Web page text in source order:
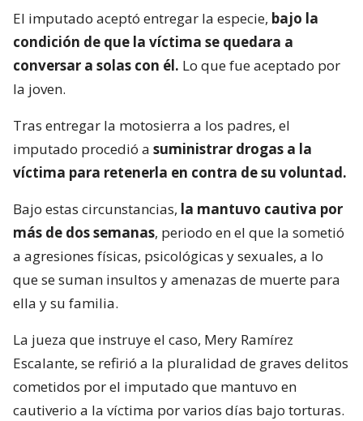
El imputado aceptó entregar la especie, bajo la
condición de que la víctima se quedara a
conversar a solas con él. Lo que fue aceptado por
la joven.
Tras entregar la motosierra a los padres, el
imputado procedió a suministrar drogas a la
víctima para retenerla en contra de su voluntad.
Bajo estas circunstancias, la mantuvo cautiva por
más de dos semanas, periodo en el que la sometió
a agresiones físicas, psicológicas y sexuales, a lo
que se suman insultos y amenazas de muerte para
ella y su familia.
La jueza que instruye el caso, Mery Ramírez
Escalante, se refirió a la pluralidad de graves delitos
cometidos por el imputado que mantuvo en
cautiverio a la víctima por varios días bajo torturas.